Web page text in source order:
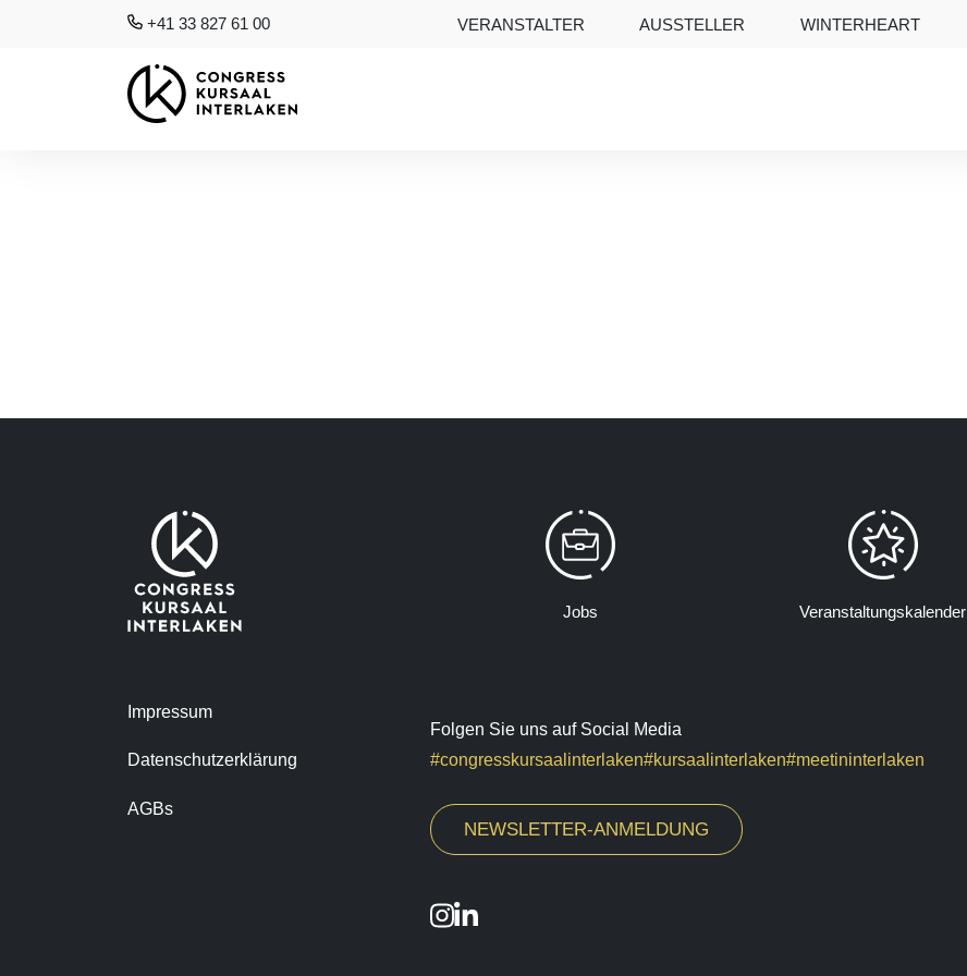
+41 33 827 61 00 VERANSTALTER AUSSTELLER WINTERHEART
Jobs Veranstaltungskalender
Impressum
Datenschutzerklärung
AGBs
Folgen Sie uns auf Social Media
#congresskursaalinterlaken#kursaalinterlaken#meetininterlaken
NEWSLETTER-ANMELDUNG